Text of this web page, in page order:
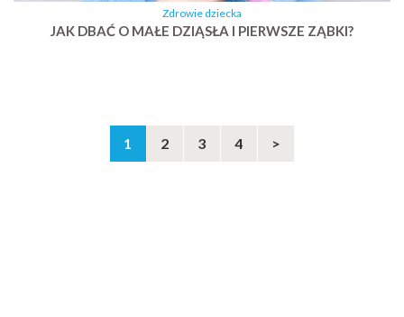
Zdrowie dziecka
JAK DBAĆ O MAŁE DZIĄSŁA I PIERWSZE ZĄBKI?
1 2 3 4 >